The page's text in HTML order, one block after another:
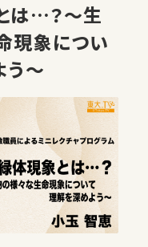
は…？～生
現象につい
う～